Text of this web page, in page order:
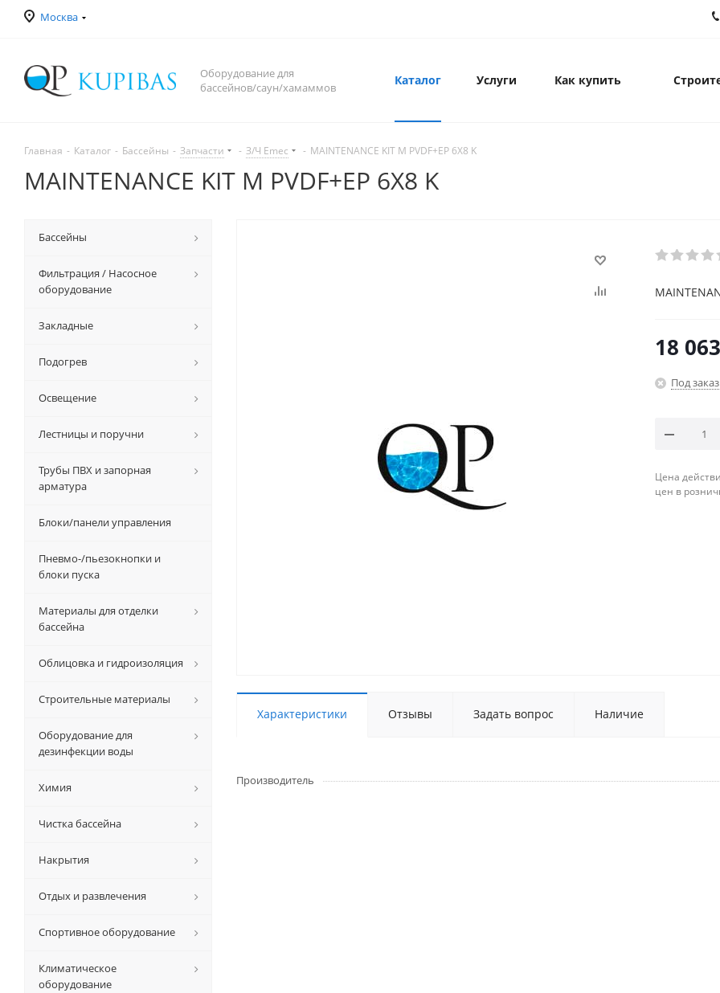
Москва
Оборудование для
бассейнов/саун/хамаммов
Каталог Услуги Как купить
Главная - Каталог - Бассейны - Запчасти - З/Ч Emec - MAINTENANCE KIT M PVDF+EP 6X8 K
MAINTENANCE KIT M PVDF+EP 6X8 K
18
Под заказ
Цена
цен в
Характеристики Отзывы Задать вопрос Наличие
Производитель
Бассейны
Фильтрация / Насосное
оборудование
Закладные
Подогрев
Освещение
Лестницы и поручни
Трубы ПВХ и запорная
арматура
Блоки/панели управления
Пневмо-/пьезокнопки и
блоки пуска
Материалы для отделки
бассейна
Облицовка и гидроизоляция
Строительные материалы
Оборудование для
дезинфекции воды
Химия
Чистка бассейна
Накрытия
Отдых и развлечения
Спортивное оборудование
Климатическое
оборудование